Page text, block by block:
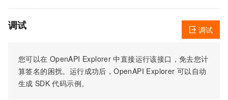
调试
您可以在 OpenAPI Explorer 中直接运行该接口，免去您计
算签名的困扰。运行成功后，OpenAPI Explorer 可以自动
生成 SDK 代码示例。
调试